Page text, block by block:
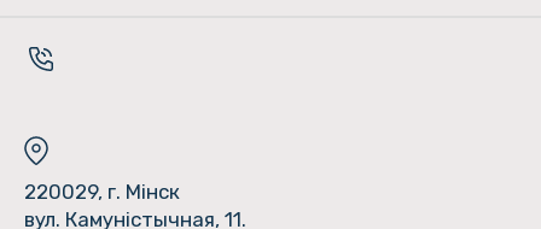
220029, г. Мінск
вул. Камуністычная, 11.